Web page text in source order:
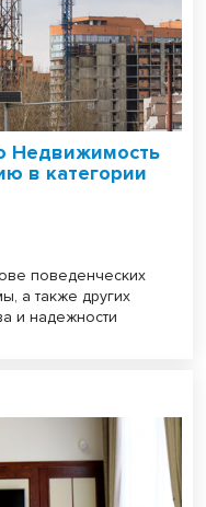
Недвижимость
в категории
поведенческих
а также других
и надежности